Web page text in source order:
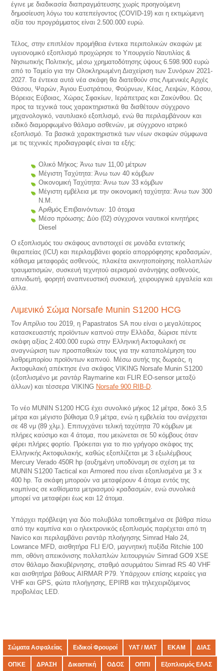
έγινε με διαδικασία διαπραγμάτευσης χωρίς προηγούμενη
δημοσίευση λόγω του κατεπείγοντος (COVID-19) και η εκτιμώμενη
αξία του προγράμματος είναι 2.500.000 ευρώ.
Τέλος, στην επιπλέον προμήθεια έντεκα περιπολικών σκαφών με
υγειονομικό εξοπλισμό προχώρησε το Υπουργείο Ναυτιλίας &
Νησιωτικής Πολιτικής, μέσω χρηματοδότησης ύψους 6.598.900 ευρώ
από το Ταμείο για την Ολοκληρωμένη Διαχείριση των Συνόρων 2021-
2027. Τα έντεκα αυτά νέα σκάφη θα διατεθούν στις Λιμενικές Αρχές
Θάσου, Ψαρών, Άγιου Ευστράτιου, Φούρνων, Κέας, Λειψών, Κάσου,
Βόρειας Εύβοιας, Χώρας Σφακίων, Ιεράπετρας και Ζακύνθου. Ως
προς τα τεχνικά τους χαρακτηριστικά θα διαθέτουν σύγχρονο
μηχανολογικό, ναυτιλιακό εξοπλισμό, ενώ θα περιλαμβάνουν και
ειδικό διαμορφωμένο θάλαμο ασθενών, με σύγχρονο ιατρικό
εξοπλισμό. Τα βασικά χαρακτηριστικά των νέων σκαφών σύμφωνα
με τις τεχνικές προδιαγραφές είναι τα εξής:
Ολικό Μήκος: Άνω των 11,00 μέτρων
Μέγιστη Ταχύτητα: Άνω των 40 κόμβων
Οικονομική Ταχύτητα: Άνω των 33 κόμβων
Μέγιστη εμβέλεια με την οικονομική ταχύτητα: Άνω των 300
Ν.Μ.
Αριθμός Επιβαινόντων: 10 άτομα
Μέσο πρόωσης: Δύο (02) σύγχρονοι ναυτικοί κινητήρες
Diesel
Ο εξοπλισμός του σκάφους αντιστοιχεί σε μονάδα εντατικής
θεραπείας (ICU) και περιλαμβάνει φορείο απορρόφησης κραδασμών,
κάθισμα μεταφοράς ασθενούς, πλακέτα ακινητοποίησης πολλαπλών
τραυματισμών, συσκευή τεχνητού αερισμού ανάνηψης ασθενούς,
απινιδωτή, φορητή αναπνευστική συσκευή, χειρουργικά εργαλεία και
άλλα.
Λιμενικό Σώμα Norsafe Munin S1200 HCG
Τον Απρίλιο του 2019, η Papastratos SA που είναι ο μεγαλύτερος
κατασκευαστής προϊόντων καπνού στην Ελλάδα, δώρισε πέντε
σκάφη αξίας 2.400.000 ευρώ στην Ελληνική Ακτοφυλακή σε
αναγνώριση των προσπαθειών τους για την καταπολέμηση του
λαθρεμπορίου προϊόντων καπνού. Μέσω αυτής της δωρεάς, η
Ακτοφυλακή απέκτησε ένα σκάφος VIKING Norsafe Munin S1200
(εξοπλισμένο με ραντάρ Raymarine και FLIR EO-sensor μεταξύ
άλλων) και τέσσερα VIKING Norsafe 900 RIB-D.
Το νέο MUNIN S1200 HCG έχει συνολικό μήκος 12 μέτρα, δοκό 3,5
μέτρα και μέγιστο βύθισμα 0,9 μέτρα, ενώ η εμβελεία του ανέρχεται
σε 48 νμ (89 χλμ.). Επιτυγχάνει τελική ταχύτητα 70 κόμβων με
πλήρες καύσιμο και 4 άτομα, που μειώνεται σε 50 κόμβους όταν
φέρει πλήρες φορτίο. Πρόκειται για το πιο γρήγορο σκάφος της
Ελληνικής Ακτοφυλακής, καθώς εξοπλίζεται με 3 εξωλέμβιους
Mercury Verado 450R hp (αυξημένη υποδύναμη σε σχέση με τα
MUNIN S1200 Tactical και Armored που είναι εξοπλισμένα με 3 x
400 hp. Τα σκάφη μπορούν να μεταφέρουν 4 άτομα εντός της
καμπίνας σε καθίσματα μετριασμού κραδασμών, ενώ συνολικά
μπορεί να μεταφέρει έως και 12 άτομα.
Υπάρχει πρόβλεψη για δύο πολυβόλα τοποθετημένα σε βάθρα πίσω
από την καμπίνα και ο ηλεκτρονικός εξοπλισμός παρέχεται από τη
Navico και περιλαμβάνει ραντάρ πλοήγησης Simrad Halo 24,
Lowrance MFD, αισθητήρα FLI E/O, μαγνητική πυξίδα Ritchie 100
mm, οθόνη απεικόνισης πολλαπλών λειτουργιών Simrad GO9 XSE
στον θάλαμο διακυβέρνησης, σταθμό ασυρμάτου Simrad RS 40 VHF
και αισθητήρα βάθους AIRMAR P79. Υπάρχουν επίσης κεραίες για
VHF και GPS, φώτα πλοήγησης, EPIRB και τηλεχειριζόμενος
προβολέας LED.
Σώματα Ασφαλείας Ειδικοί Φρουροί ΥΑΤ / ΜΑΤ ΕΚΑΜ ΔΙΑΣ
ΟΠΚΕ ΔΡΑΣΗ Δικαστική ΟΔΟΣ ΟΠΠΙ Εξοπλισμός ΕΛΑΣ